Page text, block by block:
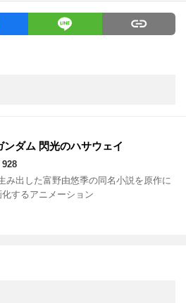
ンダム 閃光のハサウェイ
928
み出した富野由悠季の同名小説を原作に
するアニメーション